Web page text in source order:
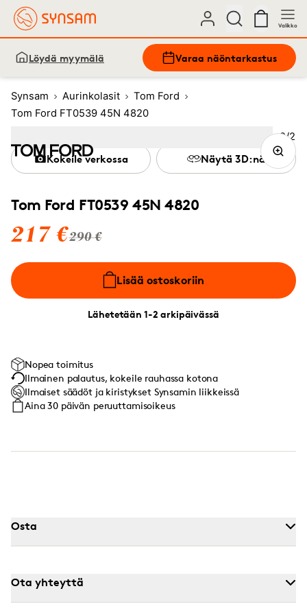
Valikko
Löydä myymälä Varaa näöntarkastus
Synsam Aurinkolasit
Tom Ford
Tom Ford FT0539 45N 4820
Tom Ford FT0539 45N 4820
217 €290 €
Lisää ostoskoriin
Lähetetään 1-2 arkipäivässä
Kokeile verkossa Näytä 3D:nä
Nopea toimitus
Ilmainen palautus, kokeile rauhassa kotona
Ilmaiset säädöt ja kiristykset Synsamin liikkeissä
Aina 30 päivän peruuttamisoikeus
Kuva
2/2
Image (Current image)
Osta
Ota yhteyttä